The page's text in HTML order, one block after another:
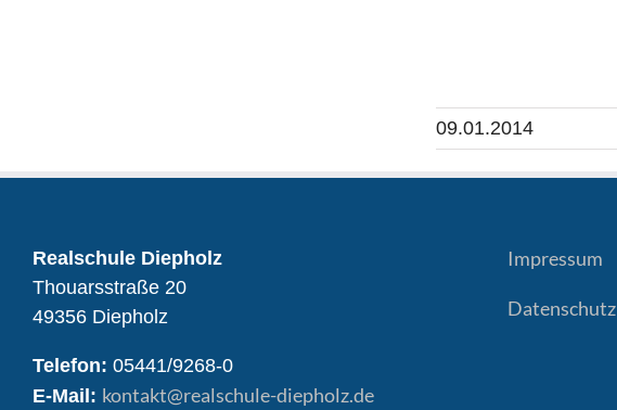
09.01.2014
Realschule Diepholz
Thouarsstraße 20
49356 Diepholz
Telefon: 05441/9268-0
E-Mail: kontakt@realschule-diepholz.de
Impressum
Datenschutz